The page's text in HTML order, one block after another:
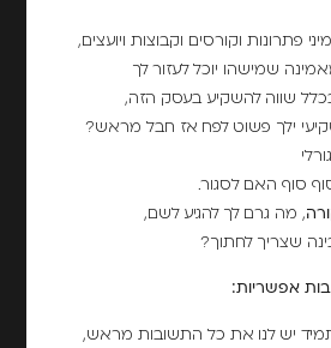
פתרונות וקורסים וקבוצות ויועצים,
שמישהו יוכל לעזור לך
שווה להשקיע בעסק הזה,
ילך פשוט לפח אז חבל מראש?
סוף האם לסגור.
, מה גרם לך להגיע לשם,
שצריך לחתוך?
אפשריות:
יש לנו את כל התשובות מראש,